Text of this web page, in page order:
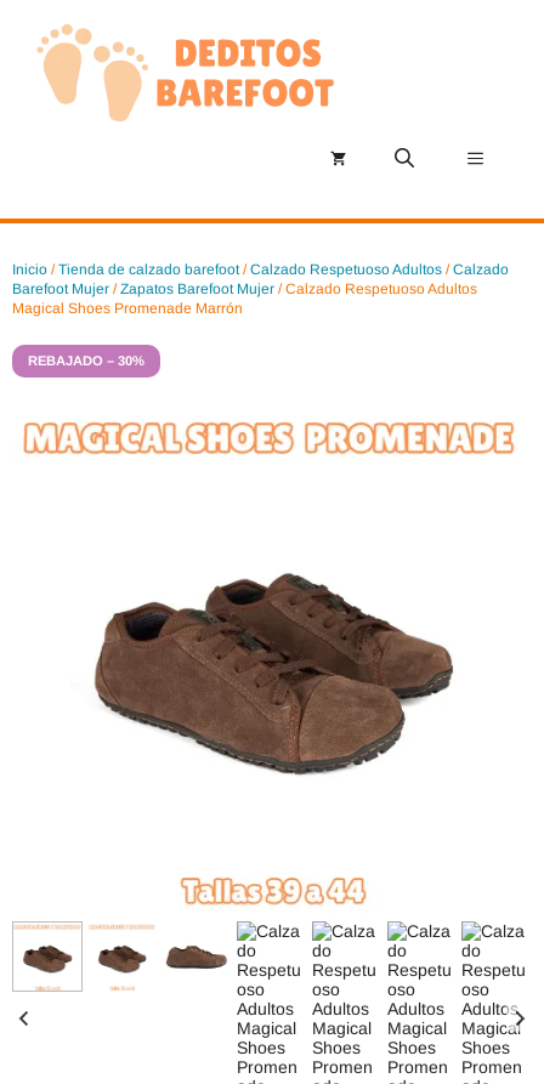
contenido
Menú
Inicio /Tienda de calzado barefoot/Calzado Respetuoso Adultos /Calzado
Barefoot Mujer /Zapatos Barefoot Mujer / Calzado Respetuoso Adultos
Magical Shoes Promenade Marrón
REBAJADO – 30%